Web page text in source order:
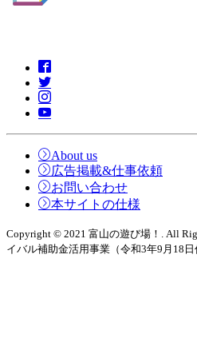
About us
広告掲載&仕事依頼
お問い合わせ
本サイトの仕様
Copyright © 2021 富山の遊び場！. All
イバル補助金活用事業（令和3年9月18日